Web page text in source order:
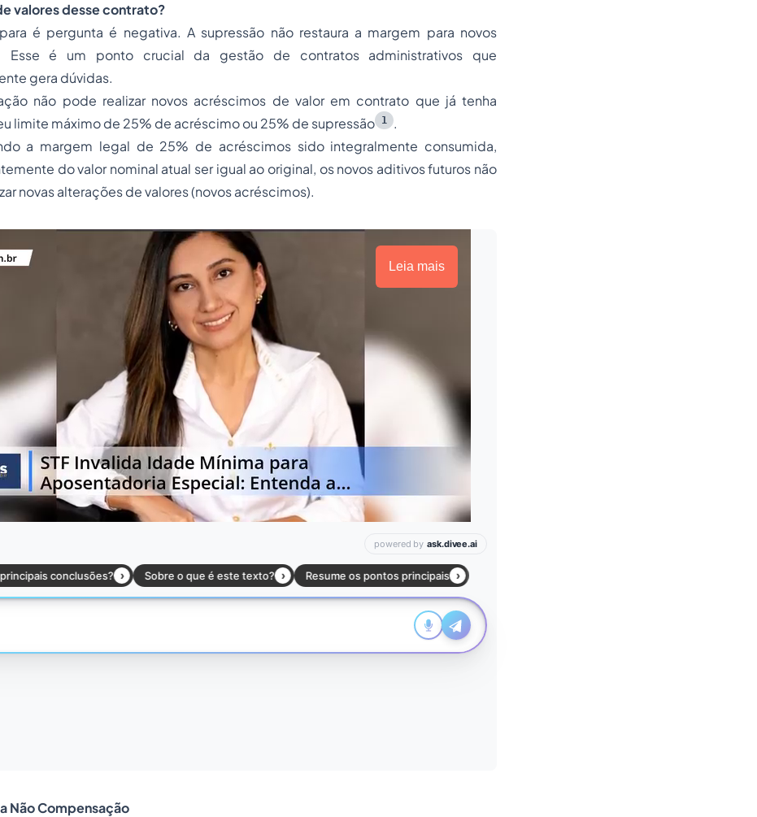
valores desse contrato?
é pergunta é negativa. A supressão não restaura a margem para novos
Esse é um ponto crucial da gestão de contratos administrativos que
gera dúvidas.
não pode realizar novos acréscimos de valor em contrato que já tenha
limite máximo de 25% de acréscimo ou 25% de supressão
1
.
a margem legal de 25% de acréscimos sido integralmente consumida,
do valor nominal atual ser igual ao original, os novos aditivos futuros não
novas alterações de valores (novos acréscimos).
Leia mais
Não Compensação